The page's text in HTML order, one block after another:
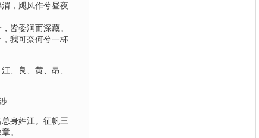
，飓风作兮昼夜
皆委润而深藏。
我可奈何兮一杯
、良、黄、昂、
身姓江。征帆三
。